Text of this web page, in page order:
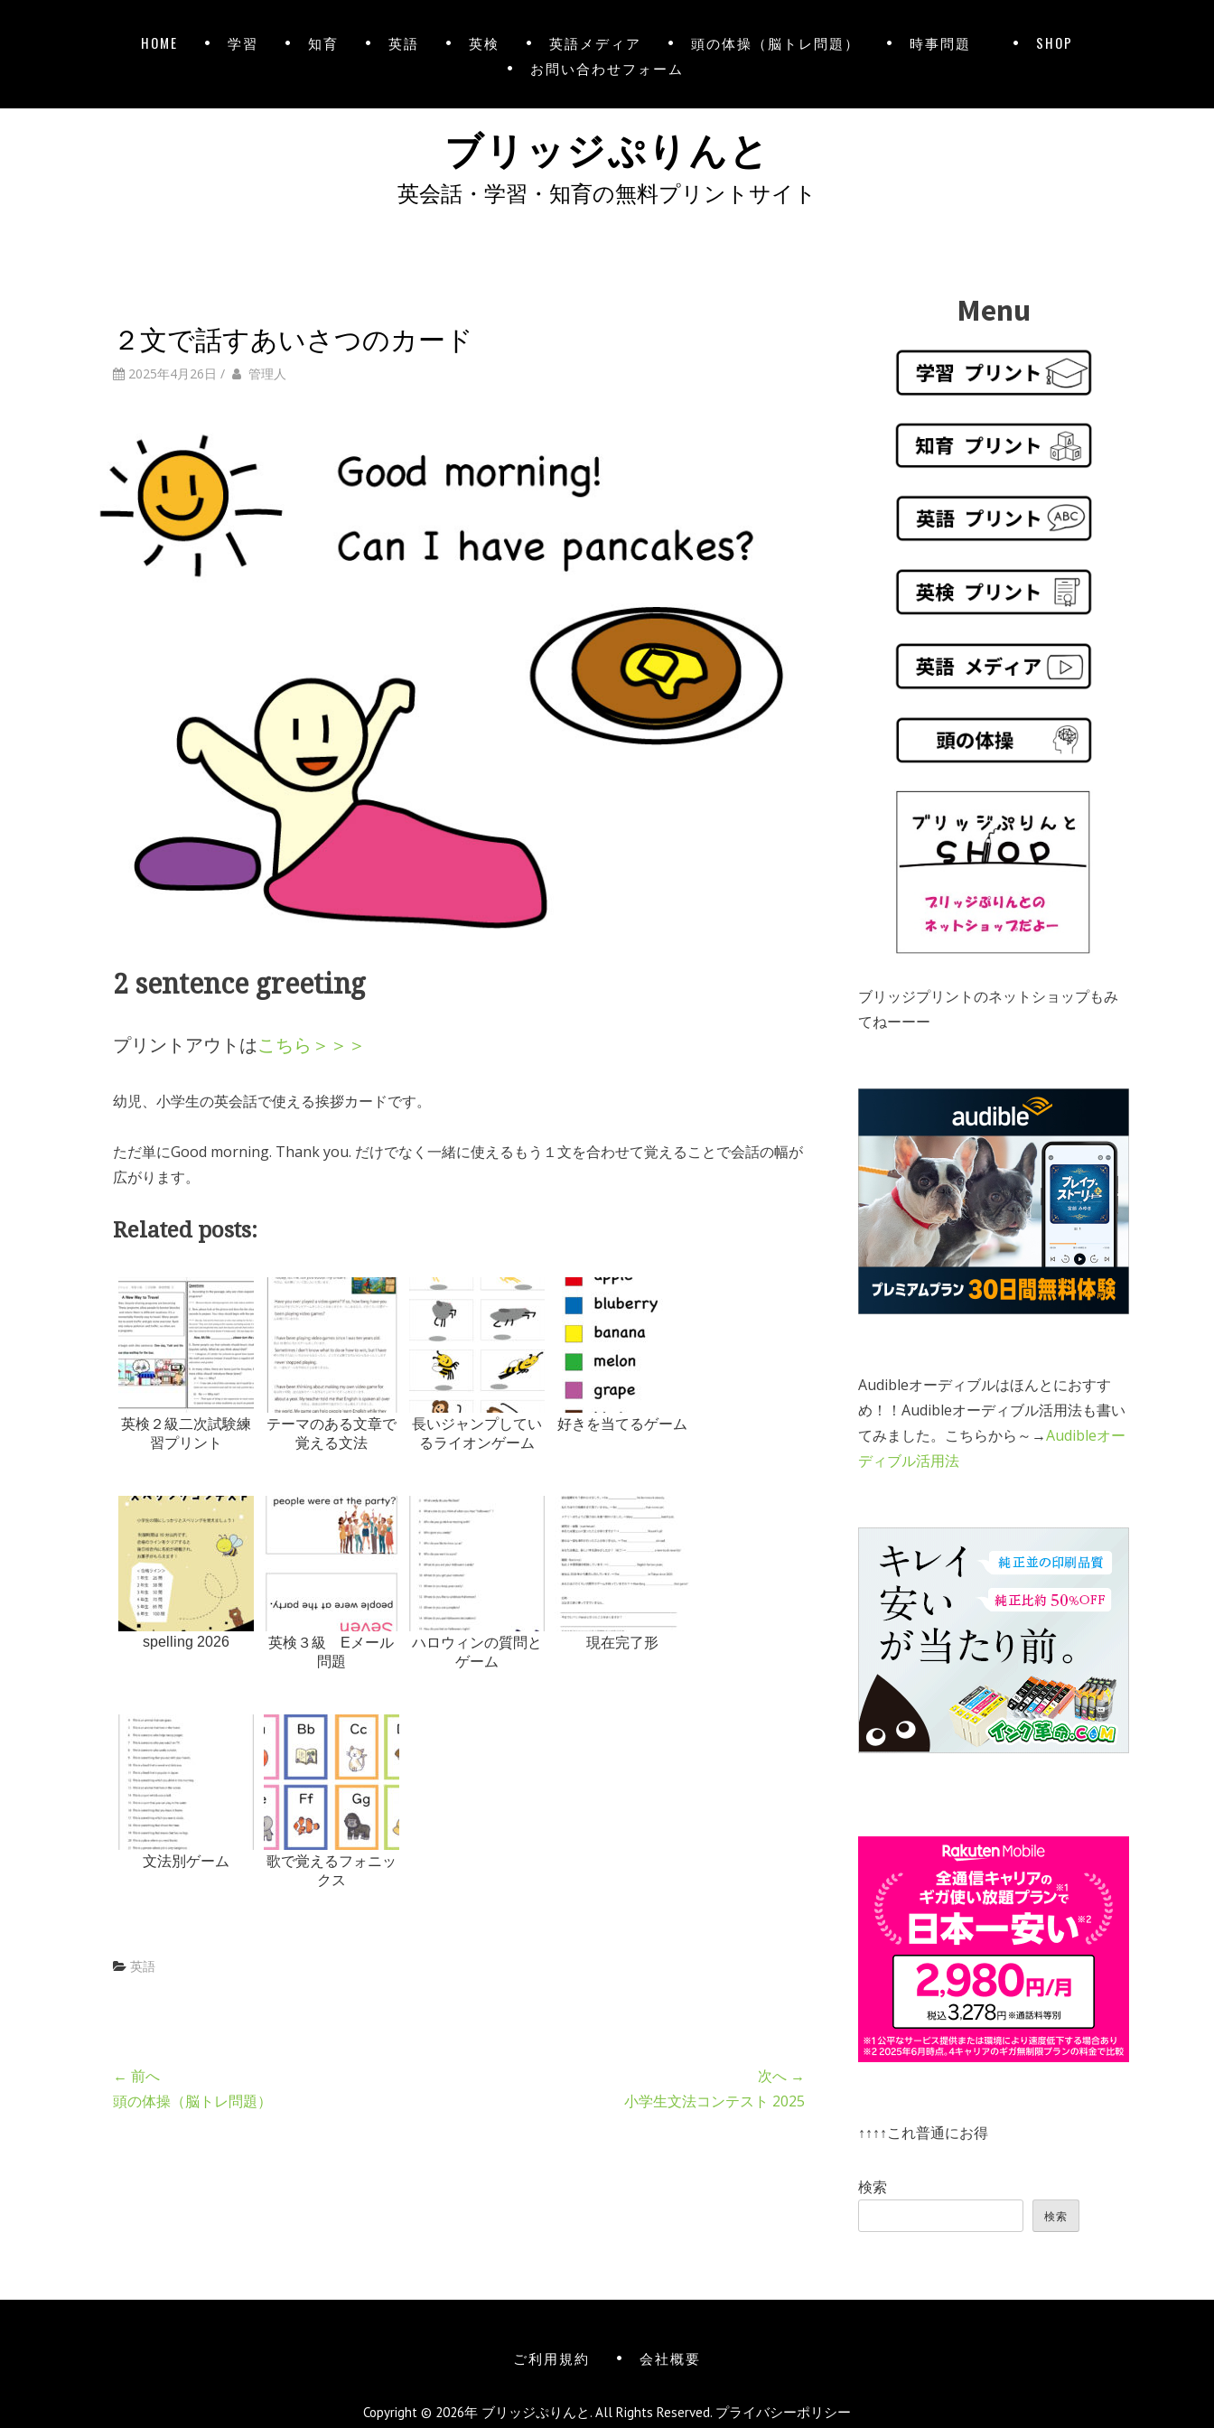
HOME 学習 知育 英語 英検 英語メディア 頭の体操（脳トレ問題） 時事問題
SHOP
お問い合わせフォーム
ブリッジぷりんと
英会話・学習・知育の無料プリントサイト
２文で話すあいさつのカード
2025年4月26日 / 管理人
2 sentence greeting
プリントアウトはこちら＞＞＞
幼児、小学生の英会話で使える挨拶カードです。
ただ単にGood morning. Thank you. だけでなく一緒に使えるもう１文を合わせて覚えることで会話の幅が
広がります。
Related posts:
英検２級二次試験練
習プリント
テーマのある文章で
覚える文法
長いジャンプしてい
るライオンゲーム
好きを当てるゲーム
spelling 2026
英検３級 Eメール
問題
ハロウィンの質問と
ゲーム
現在完了形
文法別ゲーム
歌で覚えるフォニッ
クス
英語
← 前へ
頭の体操（脳トレ問題）
次へ →
小学生文法コンテスト 2025
Menu
ブリッジプリントのネットショップもみ
てねーーー
Audibleオーディブルはほんとにおすす
め！！Audibleオーディブル活用法も書い
てみました。こちらから～→Audibleオー
ディブル活用法
↑↑↑↑これ普通にお得
検索
検索
ご利用規約 会社概要
Copyright © 2026年 ブリッジぷりんと. All Rights Reserved. プライバシーポリシー